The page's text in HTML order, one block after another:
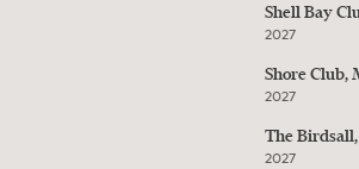
Shell Bay
2027
Shore Club,
2027
The
2027